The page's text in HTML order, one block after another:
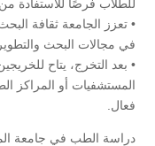
للطلاب فرصًا للاستفادة
• تعزز الجامعة ثقافة
في مجالات البحث
• بعد التخرج، يتاح
المستشفيات أو المراكز
فعال.
دراسة الطب في جامعة